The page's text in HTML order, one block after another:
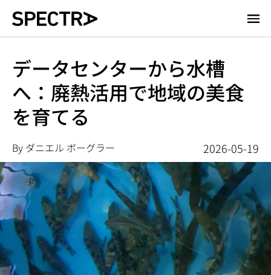
データセンターから水槽
へ：廃熱活用で地域の美食
を育てる
By ダニエル ボーグラー 2026-05-19